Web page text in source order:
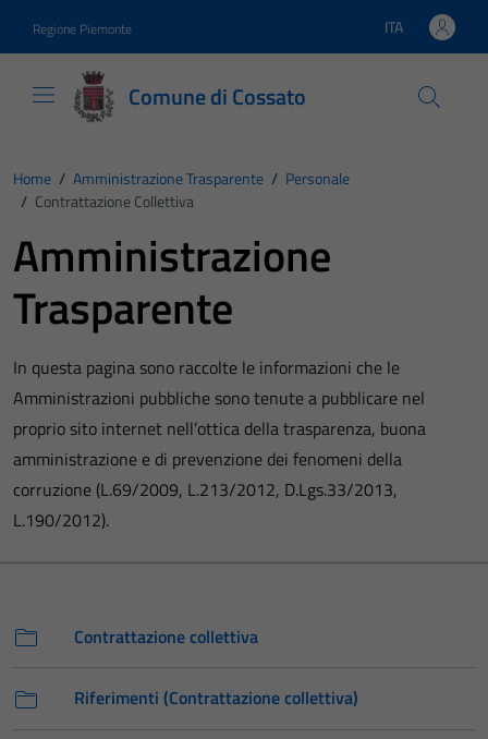
Regione Piemonte Lingua attiva:
ITA
Comune di Cossato
Home / Amministrazione Trasparente / Personale
/ Contrattazione Collettiva
Amministrazione
Trasparente
In questa pagina sono raccolte le informazioni che le
Amministrazioni pubbliche sono tenute a pubblicare nel
proprio sito internet nell’ottica della trasparenza, buona
amministrazione e di prevenzione dei fenomeni della
corruzione (L.69/2009, L.213/2012, D.Lgs.33/2013,
L.190/2012).
Contrattazione collettiva
Riferimenti (Contrattazione collettiva)